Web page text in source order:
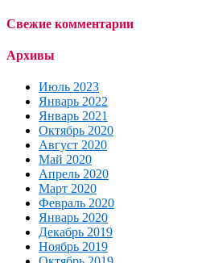
Свежие комментарии
Архивы
Июль 2023
Январь 2022
Январь 2021
Октябрь 2020
Август 2020
Май 2020
Апрель 2020
Март 2020
Февраль 2020
Январь 2020
Декабрь 2019
Ноябрь 2019